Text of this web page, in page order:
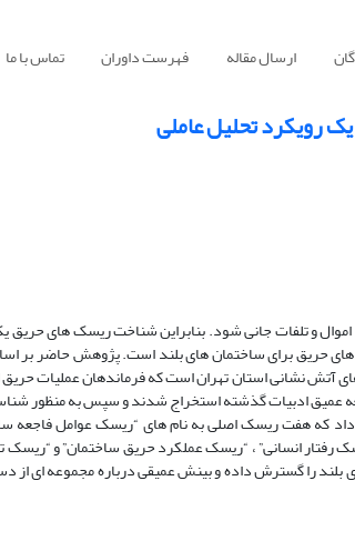
ارسال مقاله فهرست داوران تماس با ما
رویکرد تحلیل عاملی
و تلفات جانی شود. بنابراین شناخت ریسک های حریق
حریق برای ساختمان های بلند است. پژوهش حاضر بر
نشانی استان تهران است که فرماندهان عملیات حریق
ادبیات گذشته استخراج شدند و سپس به منظور
که هفت ریسک اصلی به نام های “ریسک عوامل فاجعه
انسانی” ، “ریسک عملکرد حریق ساختمان” و “ریسک
را گسترش داده و بینش عمیقی درباره مجموعه ای از